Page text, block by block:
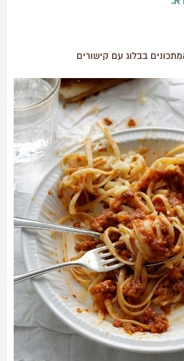
בבלוג עם קישורים